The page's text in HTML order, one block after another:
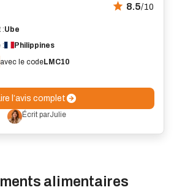
8.5/10
:Ube
:
Philippines
avec le codeLMC10
l’avis complet
Écrit parJulie
alimentaires